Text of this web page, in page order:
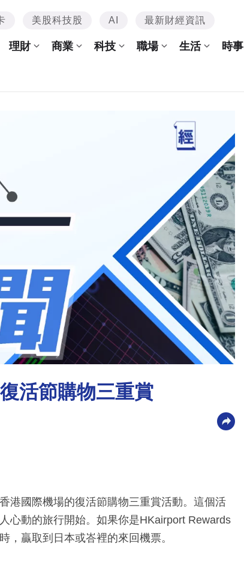
美股科技股 AI 最新財經資訊
理財 商業 科技 職場 生活 時事
活節購物三重賞
港國際機場的復活節購物三重賞活動。這個活
心動的旅行開始。如果你是HKairport Rewards
，贏取到日本或峇裡的來回機票。